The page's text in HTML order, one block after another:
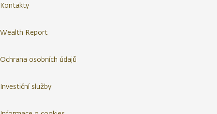
Kontakty
Wealth Report
Ochrana osobních údajů
Investiční služby